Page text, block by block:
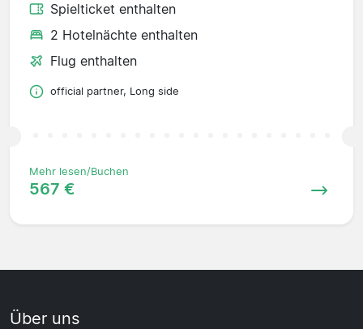
Spielticket enthalten
2 Hotelnächte enthalten
Flug enthalten
official partner, Long side
Mehr lesen/Buchen
567 €
Über uns